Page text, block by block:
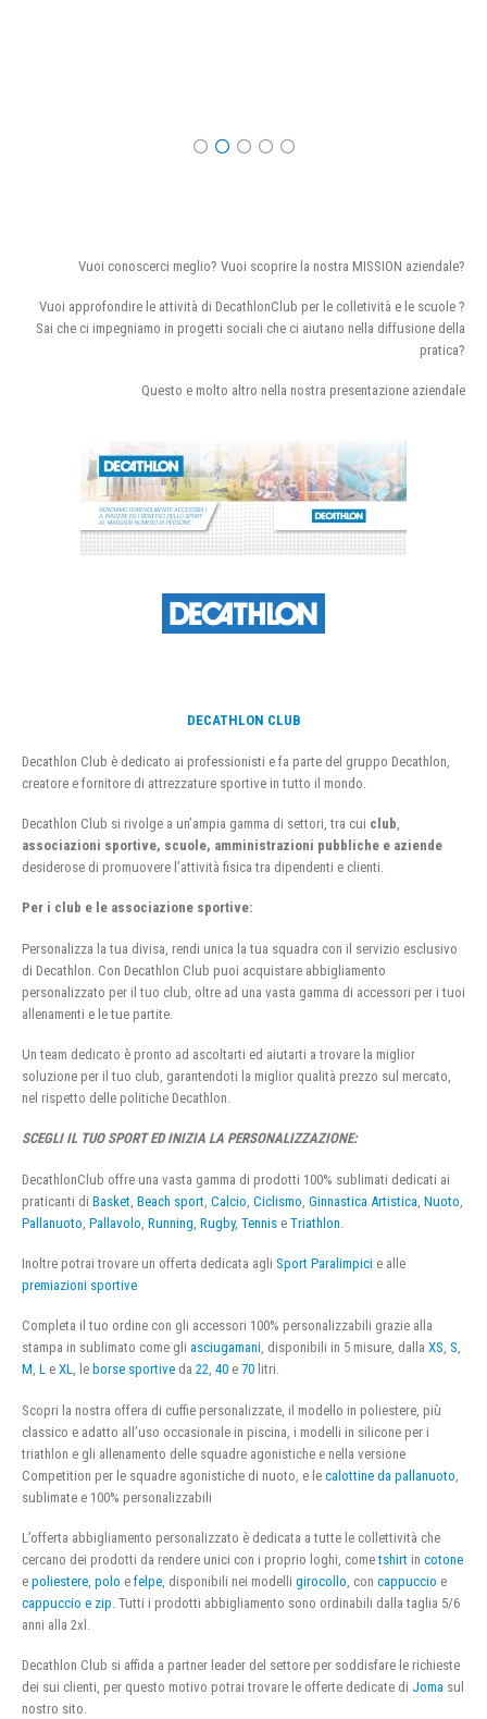
Vuoi conoscerci meglio? Vuoi scoprire la nostra MISSION aziendale?
Vuoi approfondire le attività di DecathlonClub per le colletività e le scuole ?
Sai che ci impegniamo in progetti sociali che ci aiutano nella diffusione della
pratica?
Questo e molto altro nella nostra presentazione aziendale
DECATHLON CLUB
Decathlon Club è dedicato ai professionisti e fa parte del gruppo Decathlon,
creatore e fornitore di attrezzature sportive in tutto il mondo.
Decathlon Club si rivolge a un’ampia gamma di settori, tra cui club
associazioni sportive, scuole, amministrazioni pubbliche e aziende
desiderose di promuovere l’attività fisica tra dipendenti e clienti.
Per i club e le associazione sportive:
Personalizza la tua divisa, rendi unica la tua squadra con il servizio esclusivo
di Decathlon. Con Decathlon Club puoi acquistare abbigliamento
personalizzato per il tuo club, oltre ad una vasta gamma di accessori per i tuoi
allenamenti e le tue partite.
Un team dedicato è pronto ad ascoltarti ed aiutarti a trovare la miglior
soluzione per il tuo club, garantendoti la miglior qualità prezzo sul mercato,
nel rispetto delle politiche Decathlon.
SCEGLI IL TUO SPORT ED INIZIA LA PERSONALIZZAZIONE:
DecathlonClub offre una vasta gamma di prodotti 100% sublimati dedicati ai
praticanti di Basket Beach sport Calcio Ciclismo Ginnastica Artistica Nuoto
Pallanuoto Pallavolo Running Rugby, Tennis e Triathlon
Inoltre potrai trovare un offerta dedicata agli Sport Paralimpici e alle
premiazioni sportive
Completa il tuo ordine con gli accessori 100% personalizzabili grazie alla
stampa in sublimato come gli asciugamani, disponibili in 5 misure, dalla XS, S,
M, L e XL, le borse sportive da 22, 40 e 70 litri.
Scopri la nostra offera di cuffie personalizzate, il modello in poliestere, più
classico e adatto all’uso occasionale in piscina, i modelli in silicone per i
triathlon e gli allenamento delle squadre agonistiche e nella versione
Competition per le squadre agonistiche di nuoto, e le calottine da pallanuoto
sublimate e 100% personalizzabili
L’offerta abbigliamento personalizzato è dedicata a tutte le collettività che
cercano dei prodotti da rendere unici con i proprio loghi, cometshirt in cotone
e poliestere polo e felpe , disponibili nei modelli girocollo , con cappuccio e
cappuccio e zip . Tutti i prodotti abbigliamento sono ordinabili dalla taglia 5/6
anni alla 2xl.
Decathlon Club si affida a partner leader del settore per soddisfare le richieste
dei sui clienti, per questo motivo potrai trovare le offerte dedicate di Joma sul
nostro sito.